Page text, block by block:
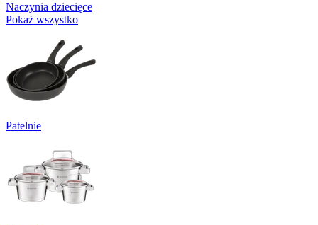
Naczynia dziecięce
Pokaż wszystko
Patelnie